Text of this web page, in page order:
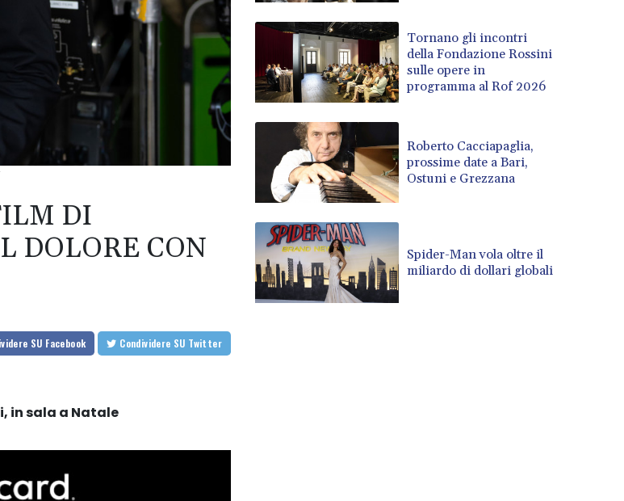
DI
DOLORE CON
SU Facebook Condividere SU Twitter
in sala a Natale
Tornano gli incontri
della Fondazione Rossini
sulle opere in
programma al Rof 2026
Roberto Cacciapaglia,
prossime date a Bari,
Ostuni e Grezzana
Spider-Man vola oltre il
miliardo di dollari globali